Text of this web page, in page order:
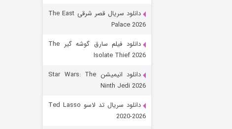
رویایی برای تو
قسمت۱۵ (دوبله)
دانلود سریال قصر شرقی The East
Palace 2026
دانلود فیلم سارق گوشه گیر The
Isolate Thief 2026
دانلود انیمیشن Star Wars: The
Ninth Jedi 2026
دانلود سریال تد لاسو Ted Lasso
2020-2026